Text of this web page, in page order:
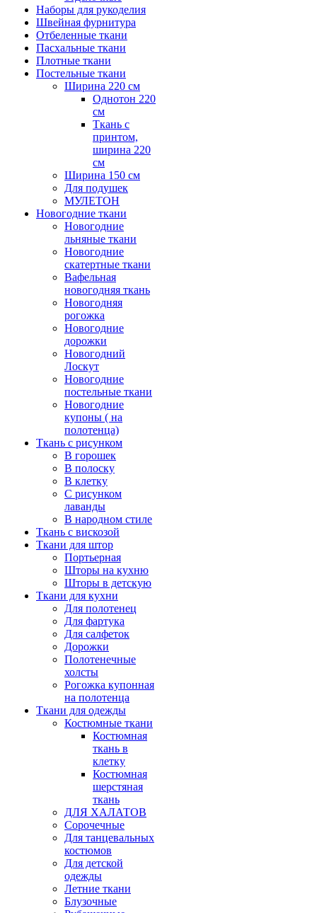
Наборы для рукоделия
Швейная фурнитура
Отбеленные ткани
Пасхальные ткани
Плотные ткани
Постельные ткани
Ширина 220 см
Однотон 220
см
Ткань с
принтом,
ширина 220
см
Ширина 150 см
Для подушек
МУЛЕТОН
Новогодние ткани
Новогодние
льняные ткани
Новогодние
скатертные ткани
Вафельная
новогодняя ткань
Новогодняя
рогожка
Новогодние
дорожки
Новогодний
Лоскут
Новогодние
постельные ткани
Новогодние
купоны ( на
полотенца)
Ткань с рисунком
В горошек
В полоску
В клетку
С рисунком
лаванды
В народном стиле
Ткань с вискозой
Ткани для штор
Портьерная
Шторы на кухню
Шторы в детскую
Ткани для кухни
Для полотенец
Для фартука
Для салфеток
Дорожки
Полотенечные
холсты
Рогожка купонная
на полотенца
Ткани для одежды
Костюмные ткани
Костюмная
ткань в
клетку
Костюмная
шерстяная
ткань
ДЛЯ ХАЛАТОВ
Сорочечные
Для танцевальных
костюмов
Для детской
одежды
Летние ткани
Блузочные